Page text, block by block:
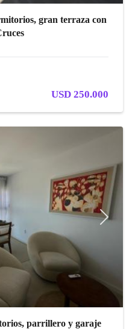
gran terraza con
USD 250.000
Next
parrillero y garaje